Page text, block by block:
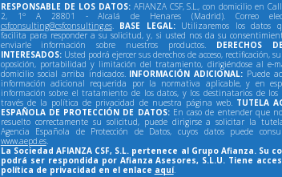
RESPONSABLE DE LOS DATOS:AFIANZA CSF, S.L., con domicilio en
2, 1º A 28801 - Alcalá de Henares (Madrid). Correo
csfconsulting@csfconsulting.es. BASE LEGAL:Utilizaremos los datos
facilita para responder a su solicitud, y, si usted nos da su
enviarle información sobre nuestros productos. DERECHOS
INTERESADOS:Usted podrá ejercer sus derechos de acceso, rectificación,
oposición, portabilidad y limitación del tratamiento, dirigiéndose al e-
domicilio social arriba indicados. INFORMACIÓN ADICIONAL: Puede
información adicional requerida por la normativa aplicable, y en
información sobre el tratamiento de los datos, y los destinatarios de los
través de la política de privacidad de nuestra página web. TUTELA
ESPAÑOLA DE PROTECCIÓN DE DATOS:En caso de entender que
resuelto correctamente su solicitud, puede dirigirse a solicitar la
Agencia Española de Protección de Datos, cuyos datos puede
www.aepd.es.
La Sociedad AFIANZA CSF, S.L. pertenece al Grupo Afianza. Su
podrá ser respondida por Afianza Asesores, S.L.U. Tiene
política de privacidad en el enlace aquí.